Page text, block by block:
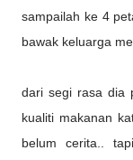
sampailah ke 4
bawak keluarga
dari segi rasa dia
kualiti makanan
belum cerita..